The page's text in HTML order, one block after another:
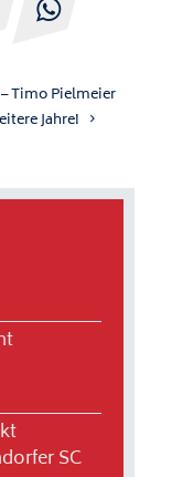

Timo Pielmeier
Jahre!
SC